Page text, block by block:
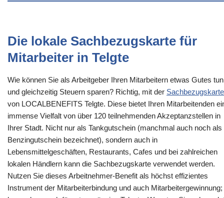
Die lokale Sachbezugskarte für
Mitarbeiter in Telgte
Wie können Sie als Arbeitgeber Ihren Mitarbeitern etwas Gutes tun
und gleichzeitig Steuern sparen? Richtig, mit der Sachbezugskarte
von LOCALBENEFITS Telgte. Diese bietet Ihren Mitarbeitenden
immense Vielfalt von über 120 teilnehmenden Akzeptanzstellen in
Ihrer Stadt. Nicht nur als Tankgutschein (manchmal auch noch als
Benzingutschein bezeichnet), sondern auch in
Lebensmittelgeschäften, Restaurants, Cafes und bei zahlreichen
lokalen Händlern kann die Sachbezugskarte verwendet werden.
Nutzen Sie dieses Arbeitnehmer-Benefit als höchst effizientes
Instrument der Mitarbeiterbindung und auch Mitarbeitergewinnung;